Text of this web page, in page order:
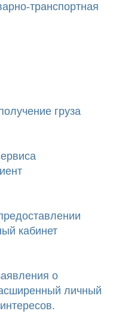
транспортная
груза
кабинет
о
личный